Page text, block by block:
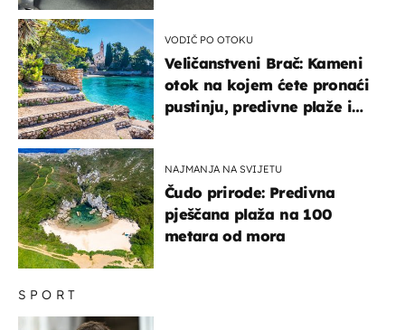
SPORT
VODIČ PO OTOKU
Veličanstveni Brač: Kameni
otok na kojem ćete pronaći
pustinju, predivne plaže i
NAJMANJA NA SVIJETU
Čudo prirode: Predivna
pješčana plaža na 100
metara od mora